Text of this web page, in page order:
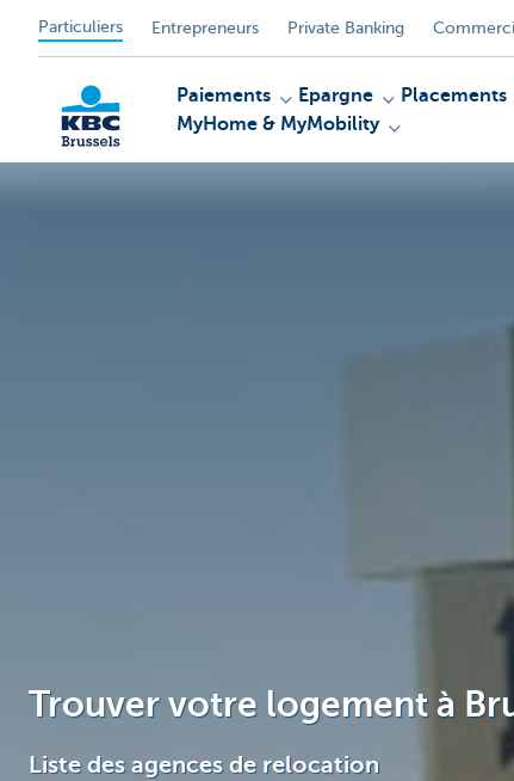
Particuliers Entrepreneurs Private Banking
Paiements Epargne Placements
MyHome & MyMobility
Trouver votre logement à
Liste des agences de relocation